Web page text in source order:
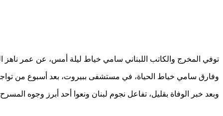
توفي المخرج والكاتب اللبناني سامي خياط ليلة أمس، عن عمر ناهز الـ 79 عاماً، بعد صراع مع
وفارق سامي خياط الحياة، في مستشفى ببيروت، بعد أسبوع من
وبعد خبر الوفاة بقليل، تفاعل نجوم لبنان ونعوا أحد أبرز وجوه